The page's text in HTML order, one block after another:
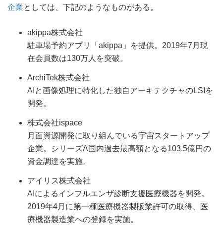
企業としては、下記のようなものがある。
akippa株式会社
駐車場予約アプリ「akippa」を提供。2019年7月現
在会員数は130万人を突破。
ArchiTek株式会社
AIと画像処理に特化した独自アーキテクチャのLSIを
開発。
株式会社ispace
月面資源開発に取り組んでいる宇宙スタートアップ
企業。シリーズA国内過去最高額となる103.5億円の
資金調達を実施。
アイリス株式会社
AIによるインフルエンザ診断支援医療機器を開発。
2019年4月に第一種医療機器製販業許可の取得、医
療機器製造業への登録を実施。